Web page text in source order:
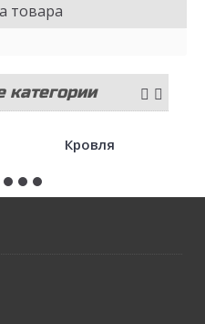
товара
категории
Кровля